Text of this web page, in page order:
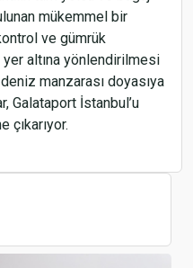
mükemmel bir
ve gümrük
altına yönlendirilmesi
manzarası doyasıya
Galataport İstanbul’u
çıkarıyor.
oldu